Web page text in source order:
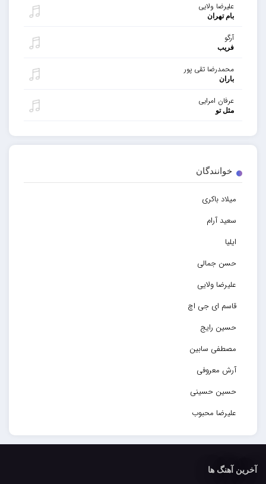
علیرضا ولایی
بام تهران
آرگو
فریب
محمدرضا تقی پور
باران
عرفان امرایی
مثل تو
خوانندگان
میلاد باکری
سعید آرام
ایلیا
حسن جمالی
علیرضا ولایی
قاسم ای جی اچ
حسین رایج
مصطفی سابین
آرش معروفی
حسین حسینی
علیرضا محبوب
حسین حصارکی
کاپیتان
آخرین آهنگ ها